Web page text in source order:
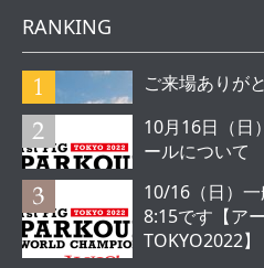
RANKING
ご来場ありが
10月16日（日
ールについて
10/16（日）
8:15です【ア
TOKYO2022】